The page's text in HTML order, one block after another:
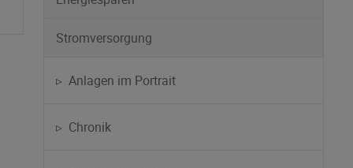
Stromversorgung
▹ Anlagen im Portrait
▹ Chronik